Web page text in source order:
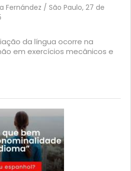
Fernández / São Paulo, 27 de
da língua ocorre na
em exercícios mecânicos e